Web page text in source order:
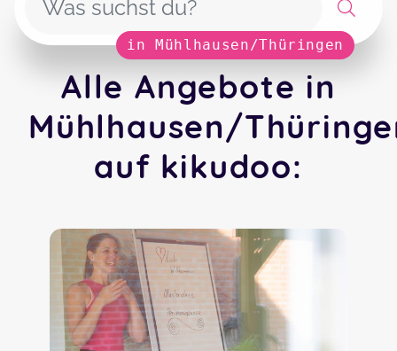
in Mühlhausen/Thüringen
Alle Angebote in
Mühlhausen/
auf kikudoo: